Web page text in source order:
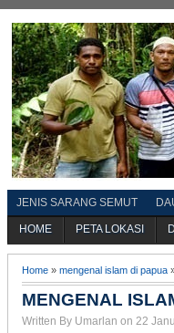
JENIS SARANG SEMUT
HOME PETA LOKASI
Home » mengenal islam di papua
MENGENAL
Written By Umarlan on 22